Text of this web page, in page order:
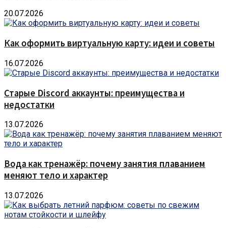
20.07.2026
Как оформить виртуальную карту: идеи и советы
16.07.2026
Старые Discord аккаунты: преимущества и
недостатки
13.07.2026
Вода как тренажёр: почему занятия плаванием
меняют тело и характер
13.07.2026